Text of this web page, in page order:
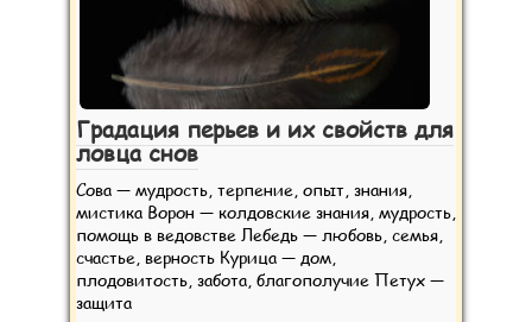
Градация перьев и их свойств для
ловца снов
Сова — мудрость, терпение, опыт, знания,
мистика Ворон — колдовские знания, мудрость,
помощь в ведовстве Лебедь — любовь, семья,
счастье, верность Курица — дом,
плодовитость, забота, благополучие Петух —
защита